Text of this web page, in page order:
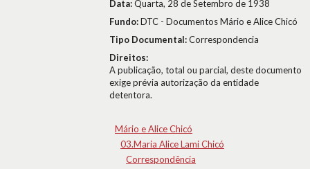
Data:Quarta, 28 de Setembro de 1938
Fundo:DTC - Documentos Mário e Alice Chicó
Tipo Documental:Correspondencia
Direitos:
A publicação, total ou parcial, deste documento
exige prévia autorização da entidade
detentora.
Mário e Alice Chicó
03.Maria Alice Lami Chicó
Correspondência